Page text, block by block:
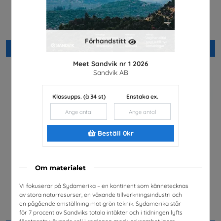
Förhandstitt
Meet Sandvik nr 1 2026
Sandvik AB
Klassupps. (à 34 st) Enstaka ex.
Beställ 0kr
Om materialet
Vi fokuserar på Sydamerika – en kontinent som kännetecknas
av stora naturresurser, en växande tillverkningsindustri och
en pågående omställning mot grön teknik. Sydamerika står
för 7 procent av Sandviks totala intäkter och i tidningen lyfts
Möjligheter med el- och
energiprogrammet
Installatörsföretagen Service i
Sverige AB
Beställ 0kr
Meet Sandvik nr 1 2026
Sandvik AB
Är du säker? högstadiet,
lärarhandledning
Unga Forskare
Fordonstekniker
Volkswagen Group Sverige